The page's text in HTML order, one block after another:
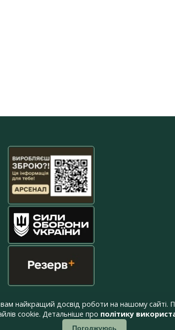
найкращий досвід роботи на нашому сайті.
cookie. Детальніше про політику
Погоджуюсь